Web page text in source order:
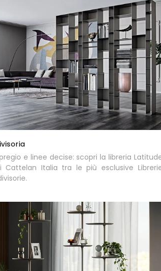
e linee decise: scopri la libreria
Cattelan Italia tra le più esclusive